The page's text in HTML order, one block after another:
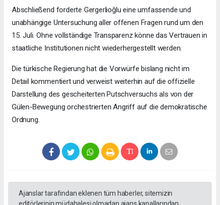
Abschließend forderte Gergerlioğlu eine umfassende und
unabhängige Untersuchung aller offenen Fragen rund um den
15. Juli. Ohne vollständige Transparenz könne das Vertrauen in
staatliche Institutionen nicht wiederhergestellt werden.
Die türkische Regierung hat die Vorwürfe bislang nicht im
Detail kommentiert und verweist weiterhin auf die offizielle
Darstellung des gescheiterten Putschversuchs als von der
Gülen-Bewegung orchestrierten Angriff auf die demokratische
Ordnung.
Ajanslar tarafından eklenen tüm haberler, sitemizin
editörlerinin müdahalesi olmadan ajans kanallarından